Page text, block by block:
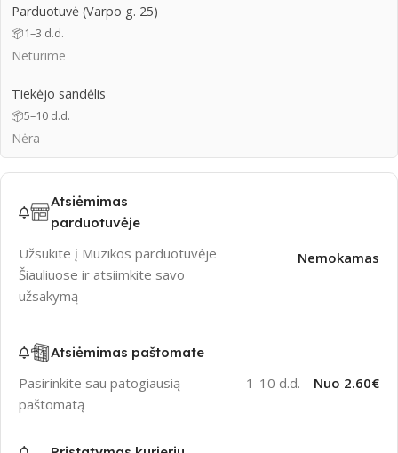
Parduotuvė (Varpo g. 25)
📦1–3 d.d.
Neturime
Tiekėjo sandėlis
📦5–10 d.d.
Nėra
Atsiėmimas
parduotuvėje
Užsukite į Muzikos parduotuvėje
Šiauliuose ir atsiimkite savo
užsakymą
Nemokamas
Atsiėmimas paštomate
Pasirinkite sau patogiausią
paštomatą
1-10 d.d. Nuo 2.60€